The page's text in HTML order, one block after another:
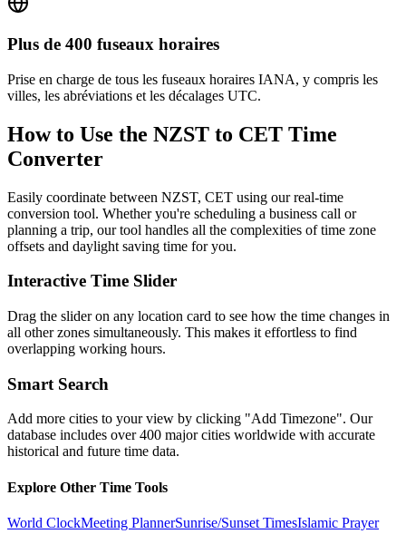
Plus de 400 fuseaux horaires
Prise en charge de tous les fuseaux horaires IANA, y compris les
villes, les abréviations et les décalages UTC.
How to Use the NZST to CET Time
Converter
Easily coordinate between NZST, CET using our real-time
conversion tool. Whether you're scheduling a business call or
planning a trip, our tool handles all the complexities of time zone
offsets and daylight saving time for you.
Interactive Time Slider
Drag the slider on any location card to see how the time changes in
all other zones simultaneously. This makes it effortless to find
overlapping working hours.
Smart Search
Add more cities to your view by clicking "Add Timezone". Our
database includes over 400 major cities worldwide with accurate
historical and future time data.
Explore Other Time Tools
World ClockMeeting PlannerSunrise/Sunset TimesIslamic Prayer